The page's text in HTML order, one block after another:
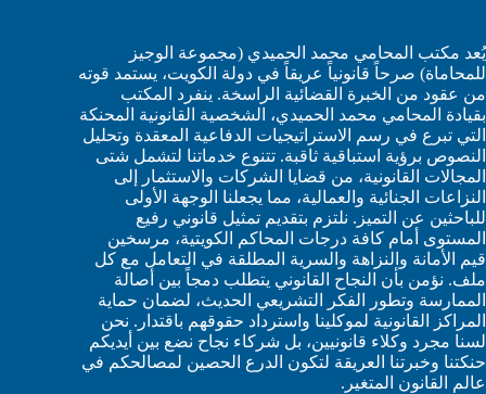
يُعد مكتب المحامي محمد الحميدي (مجموعة الوجيز
للمحاماة) صرحاً قانونياً عريقاً في دولة الكويت، يستمد قوته
من عقود من الخبرة القضائية الراسخة. ينفرد المكتب
بقيادة المحامي محمد الحميدي، الشخصية القانونية المحنكة
التي تبرع في رسم الاستراتيجيات الدفاعية المعقدة وتحليل
النصوص برؤية استباقية ثاقبة. تتنوع خدماتنا لتشمل شتى
المجالات القانونية، من قضايا الشركات والاستثمار إلى
النزاعات الجنائية والعمالية، مما يجعلنا الوجهة الأولى
للباحثين عن التميز. نلتزم بتقديم تمثيل قانوني رفيع
المستوى أمام كافة درجات المحاكم الكويتية، مرسخين
قيم الأمانة والنزاهة والسرية المطلقة في التعامل مع كل
ملف. نؤمن بأن النجاح القانوني يتطلب دمجاً بين أصالة
الممارسة وتطور الفكر التشريعي الحديث، لضمان حماية
المراكز القانونية لموكلينا واسترداد حقوقهم باقتدار. نحن
لسنا مجرد وكلاء قانونيين، بل شركاء نجاح نضع بين أيديكم
حنكتنا وخبرتنا العريقة لتكون الدرع الحصين لمصالحكم في
عالم القانون المتغير.